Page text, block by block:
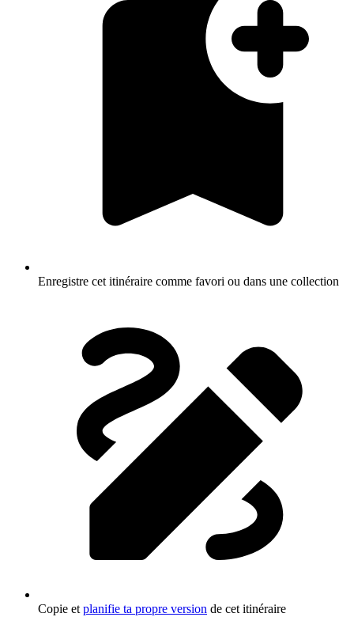
Enregistre cet itinéraire comme favori ou dans une collection
Copie et planifie ta propre version de cet itinéraire